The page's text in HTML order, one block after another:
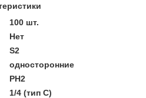
100 шт.
Нет
S2
односторонние
PH2
1/4 (тип С)